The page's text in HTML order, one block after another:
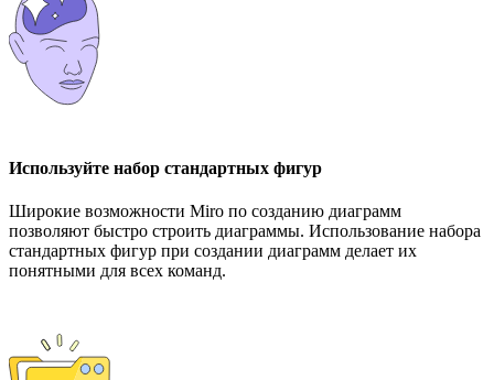
Используйте набор стандартных фигур
Широкие возможности Miro по созданию диаграмм
позволяют быстро строить диаграммы. Использование набора
стандартных фигур при создании диаграмм делает их
понятными для всех команд.